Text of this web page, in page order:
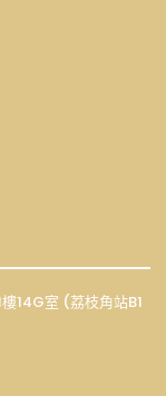
14G室 (荔枝角站B1